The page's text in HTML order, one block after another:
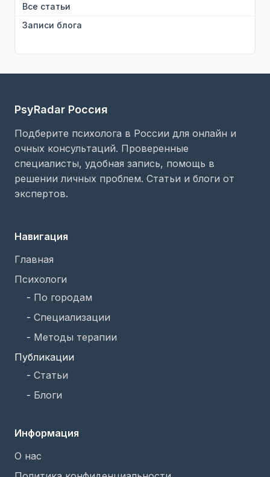
Все статьи
Записи блога
PsyRadar Россия
Подберите психолога в России для онлайн и
очных консультаций. Проверенные
специалисты, удобная запись, помощь в
решении личных проблем. Статьи и блоги от
экспертов.
Навигация
Главная
Психологи
- По городам
- Специализации
- Методы терапии
Публикации
- Статьи
- Блоги
Информация
О нас